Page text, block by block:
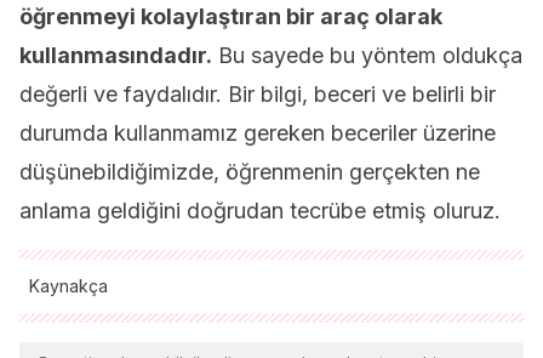
öğrenmeyi kolaylaştıran bir araç olarak
kullanmasındadır. Bu sayede bu yöntem oldukça
değerli ve faydalıdır. Bir bilgi, beceri ve belirli bir
durumda kullanmamız gereken beceriler üzerine
düşünebildiğimizde, öğrenmenin gerçekten ne
anlama geldiğini doğrudan tecrübe etmiş oluruz.
Kaynakça
Tüm alıntı yapılan kaynaklar, kalitelerini, güvenilirliklerini,